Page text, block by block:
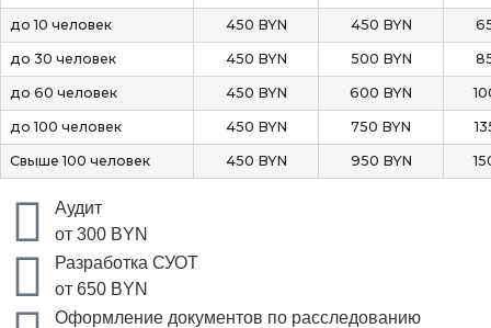
до 10 человек 450 BYN 450 BYN
до 30 человек 450 BYN 500 BYN
до 60 человек 450 BYN 600 BYN
до 100 человек 450 BYN 750 BYN
Свыше 100 человек 450 BYN 950 BYN
Аудит
от 300 BYN
Разработка СУОТ
от 650 BYN
Оформление документов по расследованию